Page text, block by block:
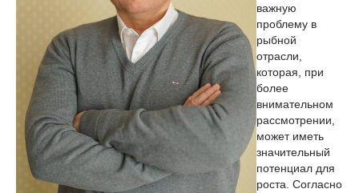
важную
проблему в
рыбной
отрасли,
которая, при
более
внимательном
рассмотрении,
может иметь
значительный
потенциал для
роста. Согласно